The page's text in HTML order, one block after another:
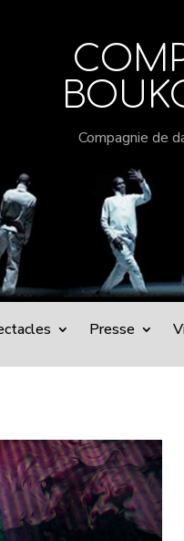
Compagnie de
Presse